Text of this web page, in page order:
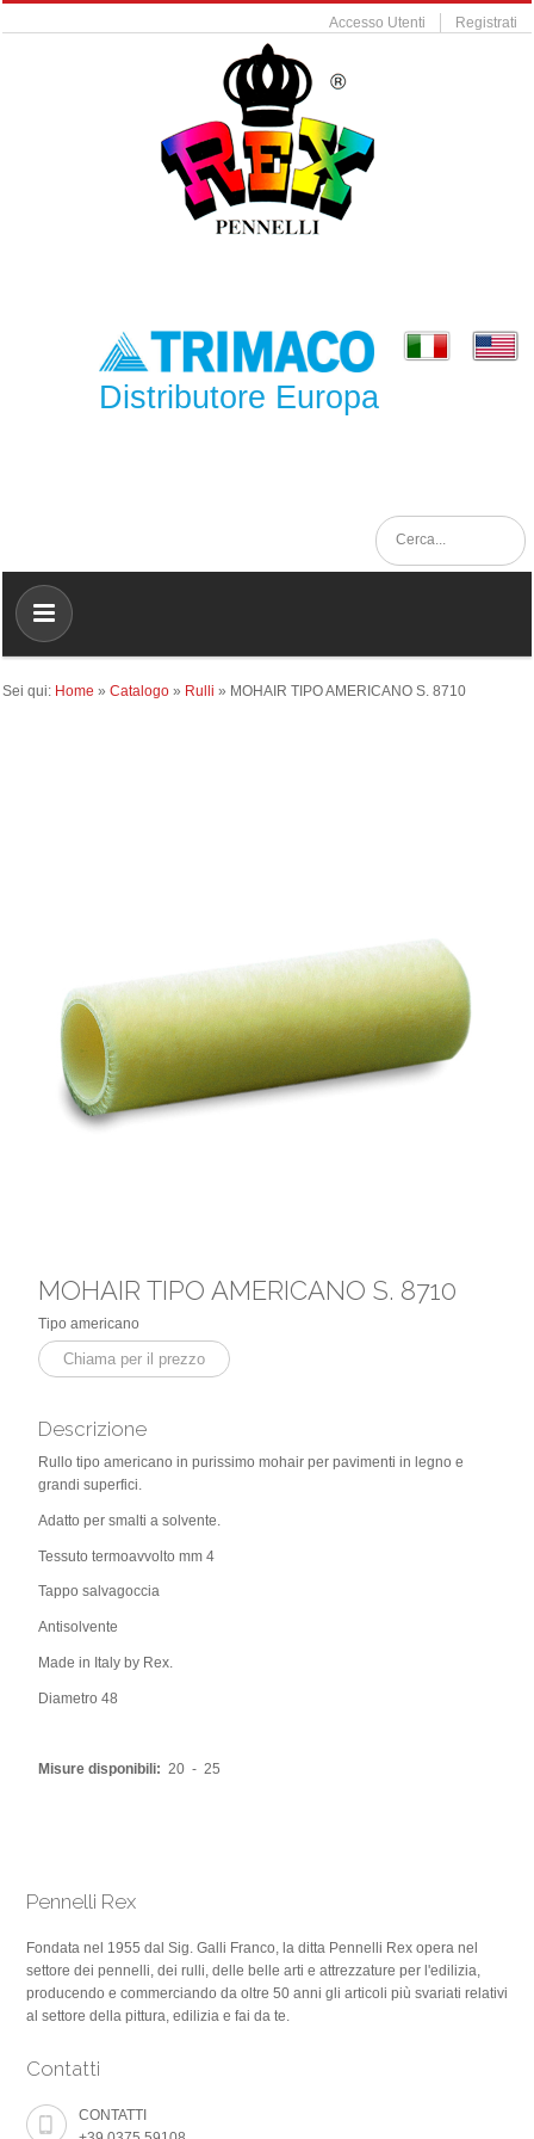
Accesso Utenti Registrati
Distributore Europa
Sei qui: Home » Catalogo » Rulli » MOHAIR TIPO AMERICANO S. 8710
MOHAIR TIPO AMERICANO S. 8710
Tipo americano
Chiama per il prezzo
Descrizione
Rullo tipo americano in purissimo mohair per pavimenti in legno e
grandi superfici.
Adatto per smalti a solvente.
Tessuto termoavvolto mm 4
Tappo salvagoccia
Antisolvente
Made in Italy by Rex.
Diametro 48
Misure disponibili: 20 - 25
Pennelli Rex
Fondata nel 1955 dal Sig. Galli Franco, la ditta Pennelli Rex opera nel
settore dei pennelli, dei rulli, delle belle arti e attrezzature per l'edilizia,
producendo e commerciando da oltre 50 anni gli articoli più svariati relativi
al settore della pittura, edilizia e fai da te.
Contatti
CONTATTI